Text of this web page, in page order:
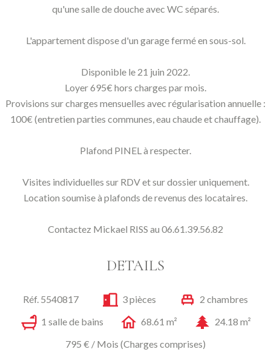
qu'une salle de douche avec WC séparés.
L'appartement dispose d'un garage fermé en sous-sol.
Disponible le 21 juin 2022.
Loyer 695€ hors charges par mois.
Provisions sur charges mensuelles avec régularisation annuelle :
100€ (entretien parties communes, eau chaude et chauffage).
Plafond PINEL à respecter.
Visites individuelles sur RDV et sur dossier uniquement.
Location soumise à plafonds de revenus des locataires.
Contactez Mickael RISS au 06.61.39.56.82
DETAILS
Réf. 5540817 3 pièces
2 chambres
1 salle de bains
68.61 m²
24.18 m²
795 € / Mois (Charges comprises)